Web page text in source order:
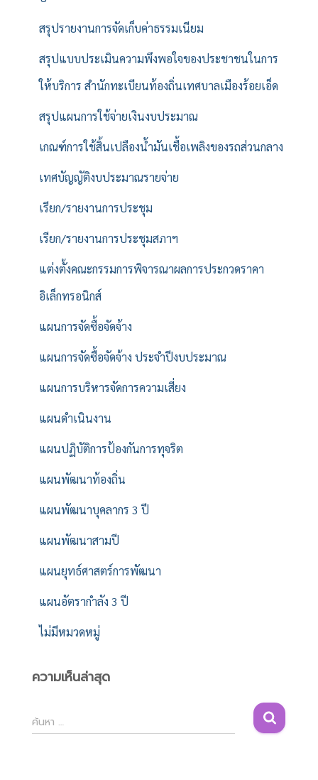
สรุปรายงานการจัดเก็บค่าธรรมเนียม
สรุปแบบประเมินความพึงพอใจของประชาชนในการ
ให้บริการ สำนักทะเบียนท้องถิ่นเทศบาลเมืองร้อยเอ็ด
สรุปแผนการใช้จ่ายเงินงบประมาณ
เกณฑ์การใช้สิ้นเปลืองน้ำมันเชื้อเพลิงของรถส่วนกลาง
เทศบัญญัติงบประมาณรายจ่าย
เรียก/รายงานการประชุม
เรียก/รายงานการประชุมสภาฯ
แต่งตั้งคณะกรรมการพิจารณาผลการประกวดราคา
อิเล็กทรอนิกส์
แผนการจัดซื้อจัดจ้าง
แผนการจัดซื้อจัดจ้าง ประจำปีงบประมาณ
แผนการบริหารจัดการความเสี่ยง
แผนดำเนินงาน
แผนปฏิบัติการป้องกันการทุจริต
แผนพัฒนาท้องถิ่น
แผนพัฒนาบุคลากร 3 ปี
แผนพัฒนาสามปี
แผนยุทธ์ศาสตร์การพัฒนา
แผนอัตรากำลัง 3 ปี
ไม่มีหมวดหมู่
ความเห็นล่าสุด
ค้
น
ค้นหา …